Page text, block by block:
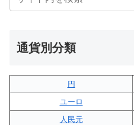
通貨別分類
円
ユーロ
人民元